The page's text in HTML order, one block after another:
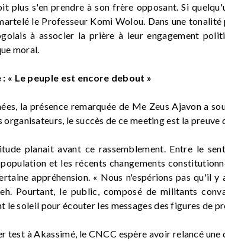
plus s'en prendre à son frère opposant. Si
le Professeur Komi Wolou. Dans une
à associer la prière à leur engagement
moral.
: « Le peuple est encore debout »
la présence remarquée de Me Zeus Ajavon a
le succès de ce meeting est la preuve
planait avant ce rassemblement. Entre le
et les récents changements
appréhension. « Nous n'espérions pas qu'il
Pourtant, le public, composé de militants
le soleil pour écouter les messages des figures de
test à Akassimé, le CNCC espère avoir relancé